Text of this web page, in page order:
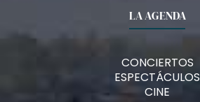
LA AGENDA
CONCIERTOS
ESPECTÁCULOS
CINE